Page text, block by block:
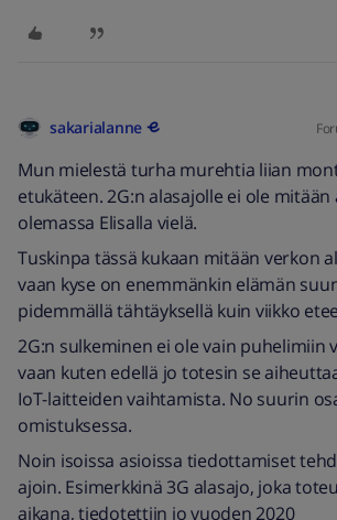
sakarialanne
Mun mielestä turha murehtia liian
etukäteen. 2G:n alasajolle ei ole
olemassa Elisalla vielä.
Tuskinpa tässä kukaan mitään verkon
vaan kyse on enemmänkin elämän
pidemmällä tähtäyksellä kuin viikko
2G:n sulkeminen ei ole vain puhelimiin
vaan kuten edellä jo totesin se
IoT-laitteiden vaihtamista. No suurin
omistuksessa.
Noin isoissa asioissa tiedottamiset
ajoin. Esimerkkinä 3G alasajo, joka
aikana, tiedotettiin jo vuoden 2020